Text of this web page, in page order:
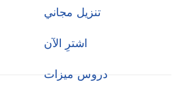
تنزيل مجاني
اشترِ الآن
دروس ميزات